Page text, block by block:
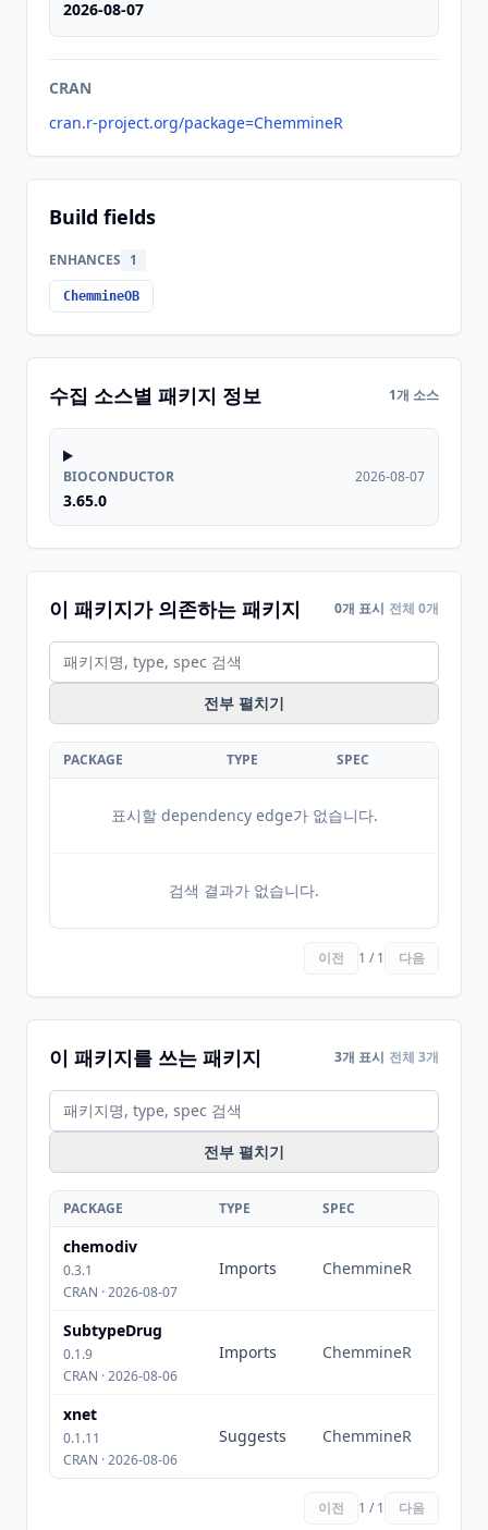
2026-08-07
CRAN
cran.r-project.org/package=ChemmineR
Build fields
ENHANCES 1
ChemmineOB
수집 소스별 패키지 정보 1개 소스
BIOCONDUCTOR
3.65.0
2026-08-07
이 패키지가 의존하는 패키지 0개 표시 전체 0개
전부 펼치기
PACKAGE TYPE SPEC
표시할 dependency edge가 없습니다.
검색 결과가 없습니다.
이전 1 / 1 다음
이 패키지를 쓰는 패키지 3개 표시 전체 3개
전부 펼치기
PACKAGE TYPE SPEC
chemodiv
0.3.1
CRAN · 2026-08-07
Imports ChemmineR
SubtypeDrug
0.1.9
CRAN · 2026-08-06
Imports ChemmineR
xnet
0.1.11
CRAN · 2026-08-06
Suggests ChemmineR
이전 1 / 1 다음